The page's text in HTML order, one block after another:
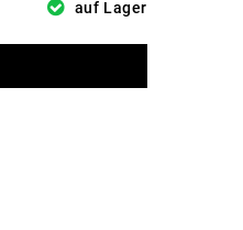
auf Lager